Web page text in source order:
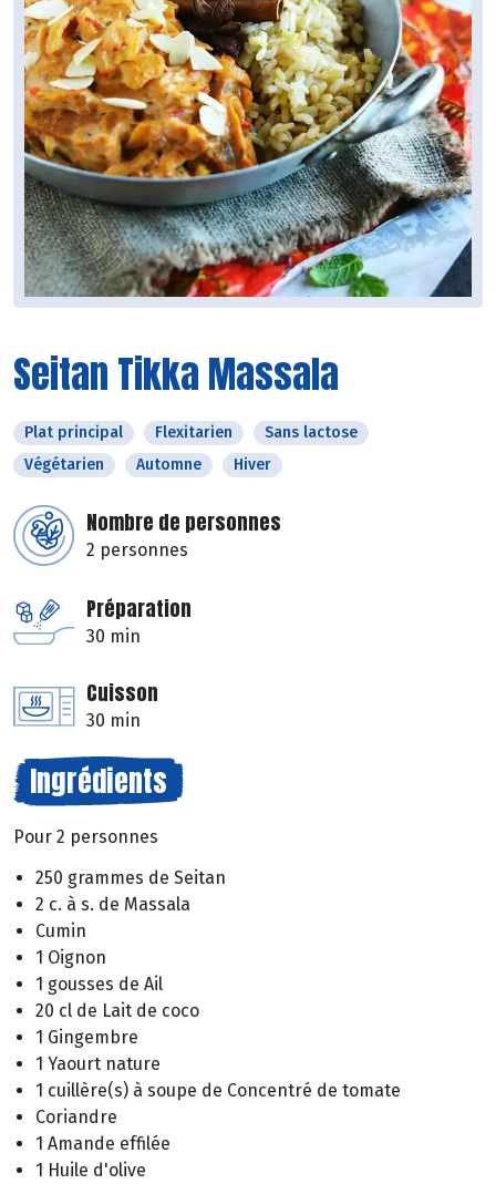
Seitan Tikka Massala
Plat principal Flexitarien
Sans lactose
Végétarien
Automne Hiver
Nombre de personnes
2 personnes
Préparation
30 min
Cuisson
30 min
Ingrédients
Pour 2 personnes
250 grammes de Seitan
2 c. à s. de Massala
Cumin
1 Oignon
1 gousses de Ail
20 cl de Lait de coco
1 Gingembre
1 Yaourt nature
1 cuillère(s) à soupe de Concentré de tomate
Coriandre
1 Amande effilée
1 Huile d'olive